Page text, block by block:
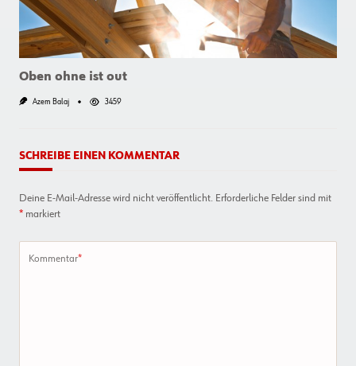
Oben ohne ist out
Azem Balaj 3459
SCHREIBE EINEN KOMMENTAR
Deine E-Mail-Adresse wird nicht veröffentlicht. Erforderliche Felder sind mit
* markiert
Kommentar*